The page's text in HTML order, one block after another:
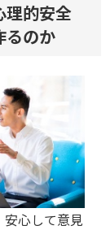
理的安全
るのか
心して意見